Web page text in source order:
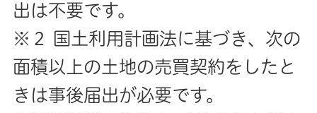
出は不要です。
※２ 国土利用計画法に基づき、次の
面積以上の土地の売買契約をしたと
きは事後届出が必要です。